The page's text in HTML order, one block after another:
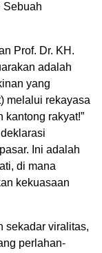
Sebuah
Prof. Dr. KH.
adalah
yang
melalui rekayasa
kantong rakyat!”
Ini adalah
di mana
kekuasaan
sekadar viralitas,
perlahan-